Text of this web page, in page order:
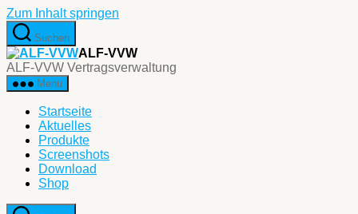
Zum Inhalt springen
Suchen
ALF-VVW
ALF-VVW Vertragsverwaltung
Menü
Startseite
Aktuelles
Produkte
Screenshots
Download
Shop